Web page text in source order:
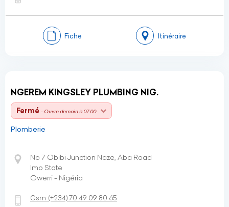
Fiche Itinéraire
NGEREM KINGSLEY PLUMBING NIG.
Fermé - Ouvre demain à 07:00
Plomberie
No 7 Obibi Junction Naze, Aba Road
Imo State
Owerri - Nigéria
Gsm:(+234)70 49 09 80 65